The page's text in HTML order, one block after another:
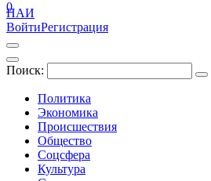
ПАИ
ВойтиРегистрация
Поиск:
Политика
Экономика
Происшествия
Общество
Соцсфера
Культура
0